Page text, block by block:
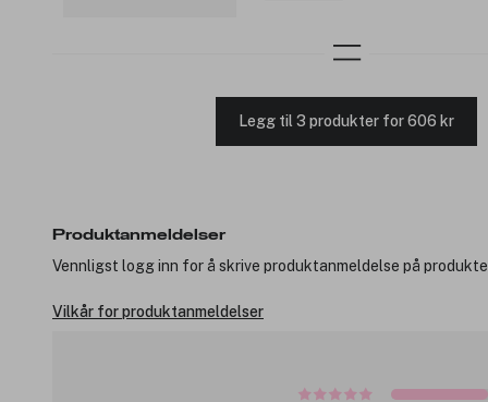
Legg til 3 produkter for 606 kr
Produktanmeldelser
Vennligst logg inn for å skrive produktanmeldelse på
Vilkår for produktanmeldelser